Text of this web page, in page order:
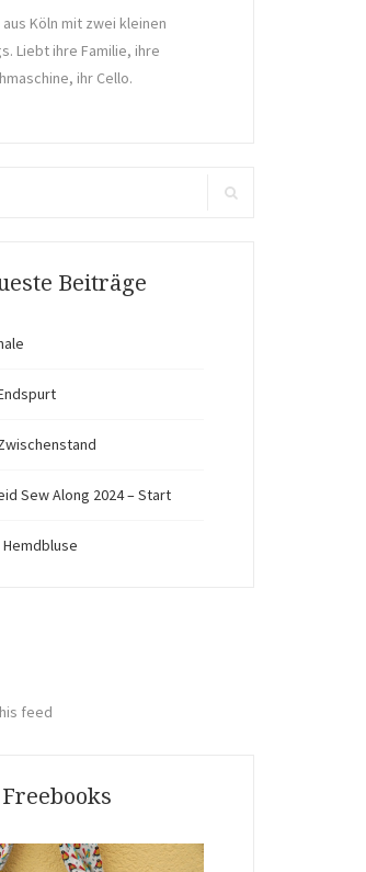
Köln mit zwei kleinen
Liebt ihre Familie, ihre
ihr Cello.
Beiträge
Sew Along 2024 – Start
feed
Freebooks